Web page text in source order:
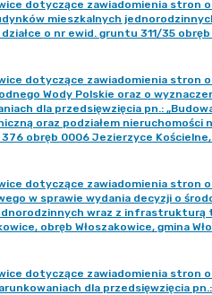
dotyczące zawiadomienia
mieszkalnych
o nr ewid. gruntu 311/35
dotyczące zawiadomienia stron
Wody Polskie oraz o
dla przedsięwzięcia pn.:
oraz podziałem nieruchomości
obręb 0006 Jezierzyce Kościelne,
dotyczące zawiadomienia stron
w sprawie wydania decyzji o
wraz z
obręb Włoszakowice, gmina
dotyczące zawiadomienia stron
dla przedsięwzięcia